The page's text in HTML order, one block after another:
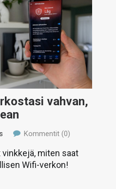
vahvan,
Kommentit (0)
miten saat
Wifi-verkon!